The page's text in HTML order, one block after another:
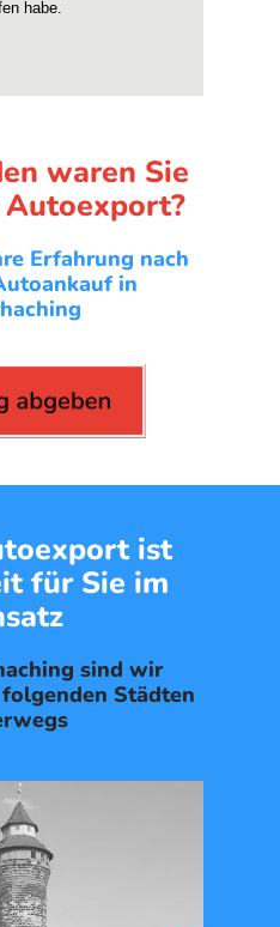
waren Sie
Erfahrung nach
in
abgeben
ist
für Sie im
sind wir
Städten